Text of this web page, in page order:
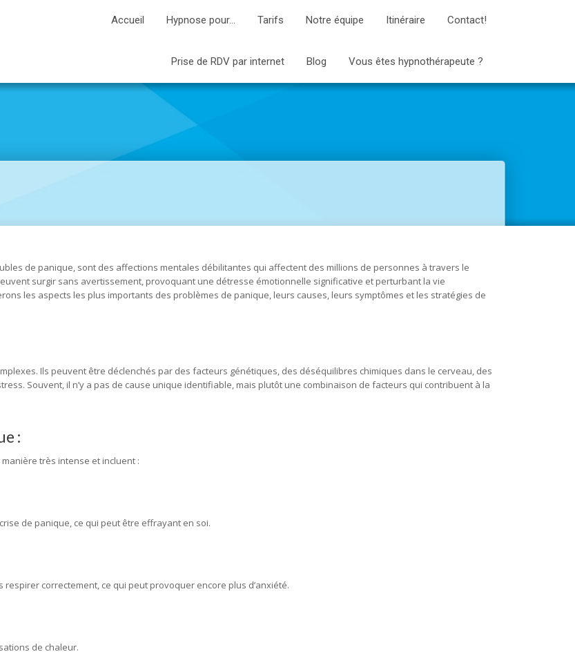
Accueil Hypnose pour… Tarifs Notre équipe Itinéraire Contact!
Prise de RDV par internet Blog Vous êtes hypnothérapeute ?
de panique, sont des affections mentales débilitantes qui affectent des millions de personnes à travers le
surgir sans avertissement, provoquant une détresse émotionnelle significative et perturbant la vie
les aspects les plus importants des problèmes de panique, leurs causes, leurs symptômes et les stratégies de
Ils peuvent être déclenchés par des facteurs génétiques, des déséquilibres chimiques dans le cerveau, des
Souvent, il n’y a pas de cause unique identifiable, mais plutôt une combinaison de facteurs qui contribuent à la
:
très intense et incluent :
de panique, ce qui peut être effrayant en soi.
correctement, ce qui peut provoquer encore plus d’anxiété.
de chaleur.